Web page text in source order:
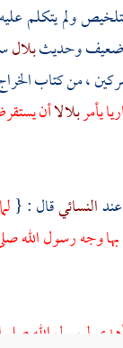
ولم يتكلم
وحديثبلال
، من كتاب
يأمربلالاأن
عندالنسائيقال : {
وجه رسول الله
لرسول الله صلى